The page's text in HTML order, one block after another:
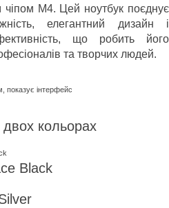
M4. Цей ноутбук поєднує
елегантний дизайн і
що робить його
та творчих людей.
двох кольорах
Black